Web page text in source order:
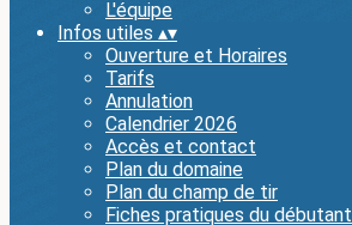
L'équipe
Infos utiles ▴▾
Ouverture et Horaires
Tarifs
Annulation
Calendrier 2026
Accès et contact
Plan du domaine
Plan du champ de tir
Fiches pratiques du débutant